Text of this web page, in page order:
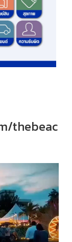
thebeac